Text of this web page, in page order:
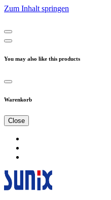
Zum Inhalt springen
You may also like this products
Warenkorb
Close